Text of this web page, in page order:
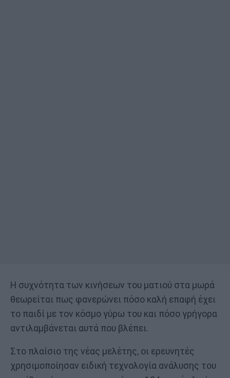
Η συχνότητα των κινήσεων του ματιού στα μωρά
θεωρείται πως φανερώνει πόσο καλή επαφή έχει
το παιδί με τον κόσμο γύρω του και πόσο γρήγορα
αντιλαμβάνεται αυτά που βλέπει.
Στο πλαίσιο της νέας μελέτης, οι ερευνητές
χρησιμοποίησαν ειδική τεχνολογία ανάλυσης του